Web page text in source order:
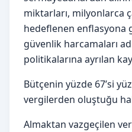
miktarları, milyonlarca
hedeflenen enflasyona
güvenlik harcamaları
politikalarına ayrılan
Bütçenin yüzde 67’si
vergilerden oluştuğu
Almaktan vazgeçilen